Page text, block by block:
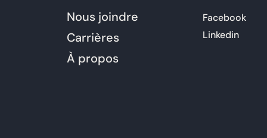
Nous joindre
Carrières
À propos
Facebook
Linkedin